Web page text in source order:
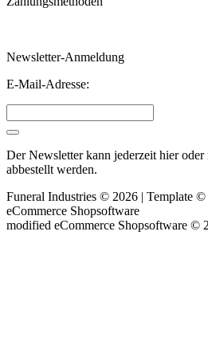
Newsletter-Anmeldung
E-Mail-Adresse:
Der Newsletter kann jederzeit hier
abbestellt werden.
Funeral Industries © 2026 | Template
eCommerce Shopsoftware
modified eCommerce Shopsoftware ©